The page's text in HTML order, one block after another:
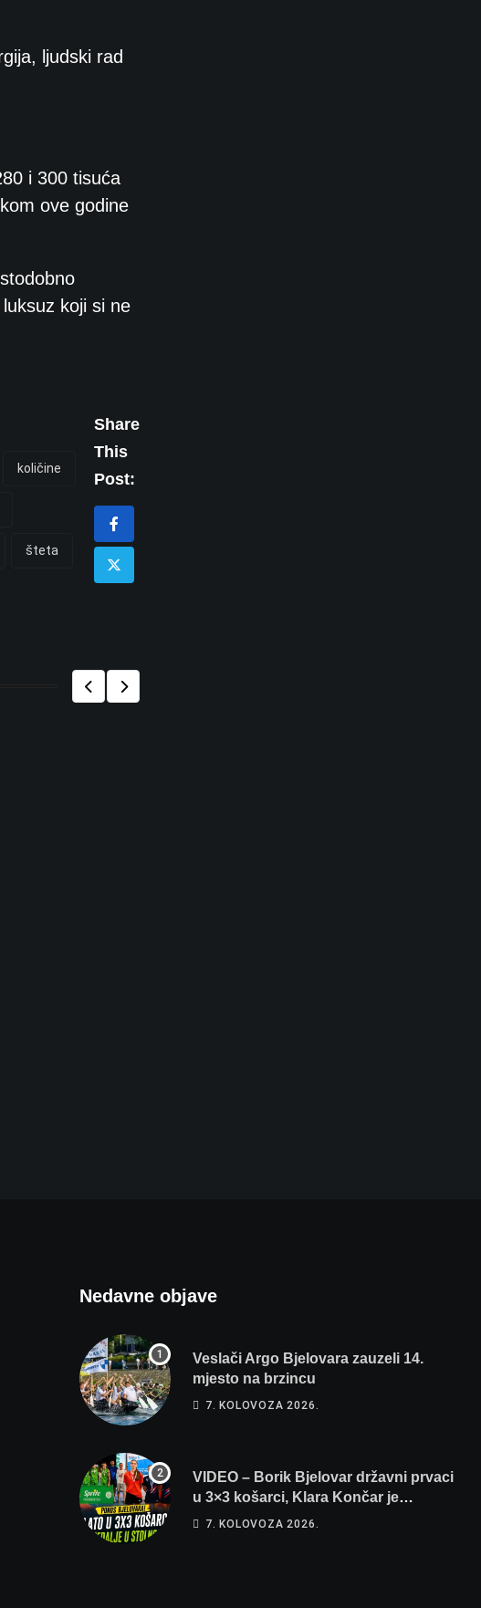
ljudski rad
i 300 tisuća
ove godine
koji si ne
količine
šteta
Share
This
Post:
Nedavne objave
Veslači Argo Bjelovara zauzeli 14.
mjesto na brzincu
7. KOLOVOZA 2026.
VIDEO – Borik Bjelovar državni prvaci
u 3×3 košarci, Klara Končar je
prvakinja Hrvatske u stolnom tenisu!
7. KOLOVOZA 2026.